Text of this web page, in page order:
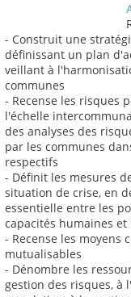
- Construit une
définissant un plan
veillant à
communes
- Recense les risques
l'échelle
des analyses des
par les communes
respectifs
- Définit les mesures
situation de crise, en
essentielle entre les
capacités humaines
- Recense les moyens
mutualisables
- Dénombre les
gestion des risques, à